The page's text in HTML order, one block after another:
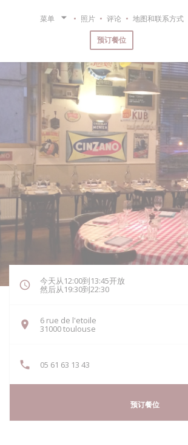
菜单 照片 评论 地图和联系方式
预订餐位
今天从12:00到13:45开放
然后从19:30到22:30
6 rue de l'etoile
31000 toulouse
05 61 63 13 43
预订餐位